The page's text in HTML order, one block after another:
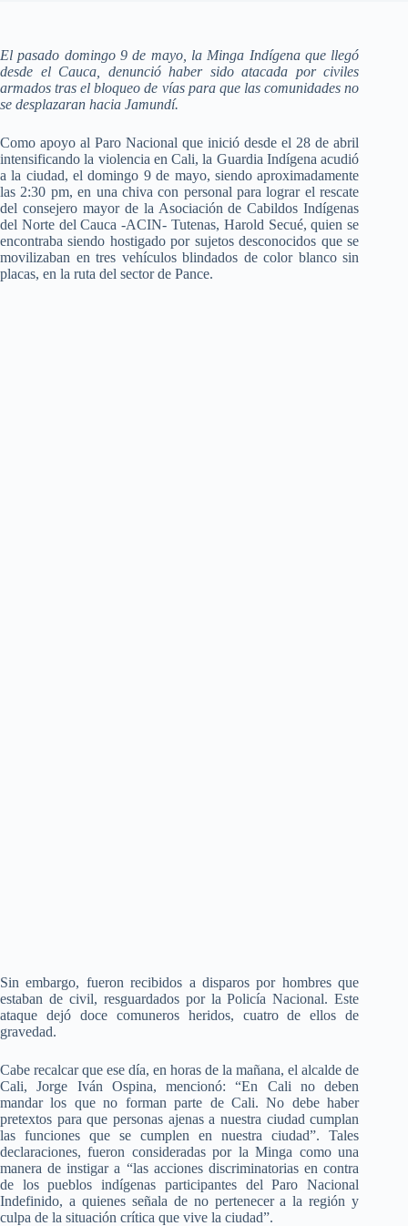
El pasado domingo 9 de mayo, la Minga Indígena que llegó
desde el Cauca, denunció haber sido atacada por civiles
armados tras el bloqueo de vías para que las comunidades no
se desplazaran hacia Jamundí.
Como apoyo al Paro Nacional que inició desde el 28 de abril
intensificando la violencia en Cali,la Guardia Indígena acudió
a la ciudad, el domingo 9 de mayo, siendo aproximadamente
las 2:30 pm, en una chiva con personal para lograr el rescate
del consejero mayor de la Asociación de Cabildos Indígenas
del Norte del Cauca -ACIN- Tutenas, Harold Secué, quien se
encontraba siendo hostigado por sujetos desconocidos que se
movilizaban en tres vehículos blindados de color blanco sin
placas, en la ruta del sector de Pance.
Sin embargo, fueron recibidos a disparos por hombres que
estaban de civil, resguardados por la Policía Nacional. Este
ataque dejó doce comuneros heridos, cuatro de ellos de
gravedad.
Cabe recalcar que ese día, en horas de la mañana, el alcalde de
Cali, Jorge Iván Ospina, mencionó: “En Cali no deben
mandar los que no forman parte de Cali. No debe haber
pretextos para que personas ajenas a nuestra ciudad cumplan
las funciones que se cumplen en nuestra ciudad”. Tales
declaraciones, fueron consideradas por la Minga como una
manera de instigar a “las acciones discriminatorias en contra
de los pueblos indígenas participantes del Paro Nacional
Indefinido, a quienes señala de no pertenecer a la región y
culpa de la situación crítica que vive la ciudad”.